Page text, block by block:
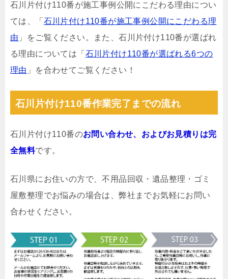
石川片付け110番が施工事例公開にこだわる理由につい
ては、「 石川片付け110番が施工事例公開にこだわる理
由 」をご覧ください。また、石川片付け110番が選ばれ
る理由については「 石川片付け110番が選ばれる6つの
理由 」を合わせてご覧ください！
石川片付け110番作業完了までの流れ
石川片付け110番のお問い合わせ、およびお見積りは完
全無料です。
石川県にお住いの方で、不用品回収・遺品整理・ゴミ
屋敷整理でお悩みの場合は、弊社までお気軽にお問い
合わせください。